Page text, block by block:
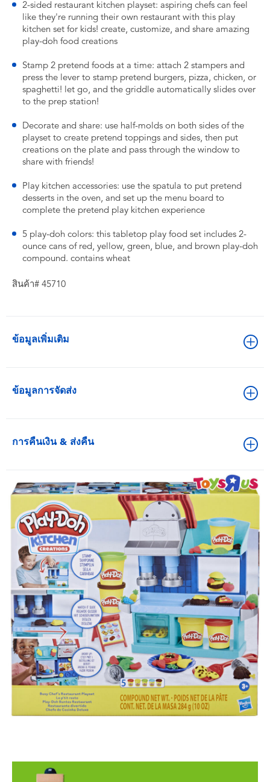
2-sided restaurant kitchen playset: aspiring chefs can feel
like they're running their own restaurant with this play
kitchen set for kids! create, customize, and share amazing
play-doh food creations
Stamp 2 pretend foods at a time: attach 2 stampers and
press the lever to stamp pretend burgers, pizza, chicken, or
spaghetti! let go, and the griddle automatically slides over
to the prep station!
Decorate and share: use half-molds on both sides of the
playset to create pretend toppings and sides, then put
creations on the plate and pass through the window to
share with friends!
Play kitchen accessories: use the spatula to put pretend
desserts in the oven, and set up the menu board to
complete the pretend play kitchen experience
5 play-doh colors: this tabletop play food set includes 2-
ounce cans of red, yellow, green, blue, and brown play-doh
compound. contains wheat
สินค้า# 45710
ข้อมูลเพิ่มเติม
ข้อมูลการจัดส่ง
การคืนเงิน & ส่งคืน